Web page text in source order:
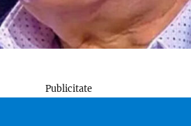
Publicitate